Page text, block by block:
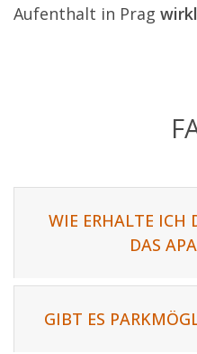
Aufenthalt in Prag
WIE ERHALTE ICH
DAS
GIBT ES